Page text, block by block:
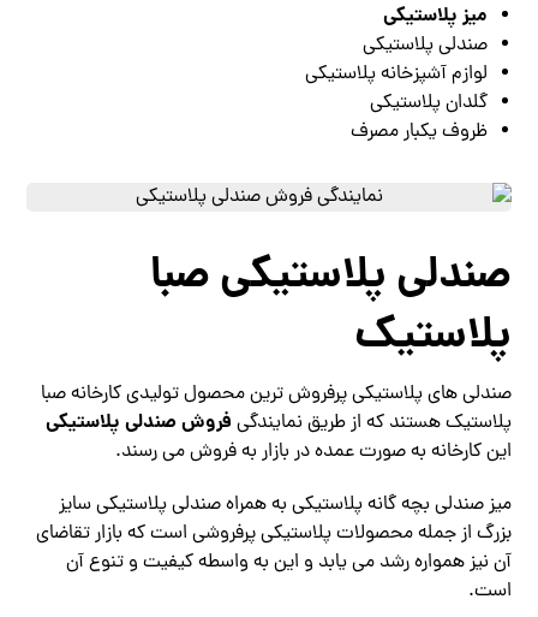
میز پلاستیکی
صندلی پلاستیکی
لوازم آشپزخانه پلاستیکی
گلدان پلاستیکی
ظروف یکبار مصرف
صندلی پلاستیکی صبا
پلاستیک
صندلی های پلاستیکی پرفروش ترین محصول تولیدی کارخانه صبا
پلاستیک هستند که از طریق نمایندگی فروش صندلی پلاستیکی
این کارخانه به صورت عمده در بازار به فروش می رسند.
میز صندلی بچه گانه پلاستیکی به همراه صندلی پلاستیکی سایز
بزرگ از جمله محصولات پلاستیکی پرفروشی است که بازار تقاضای
آن نیز همواره رشد می یابد و این به واسطه کیفیت و تنوع آن
است.